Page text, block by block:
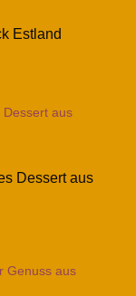
Estland
Dessert aus